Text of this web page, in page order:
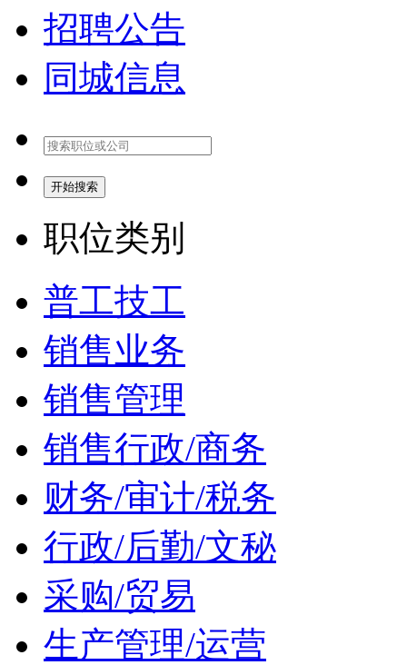
招聘公告
同城信息
开始搜索
职位类别
普工技工
销售业务
销售管理
销售行政/商务
财务/审计/税务
行政/后勤/文秘
采购/贸易
生产管理/运营